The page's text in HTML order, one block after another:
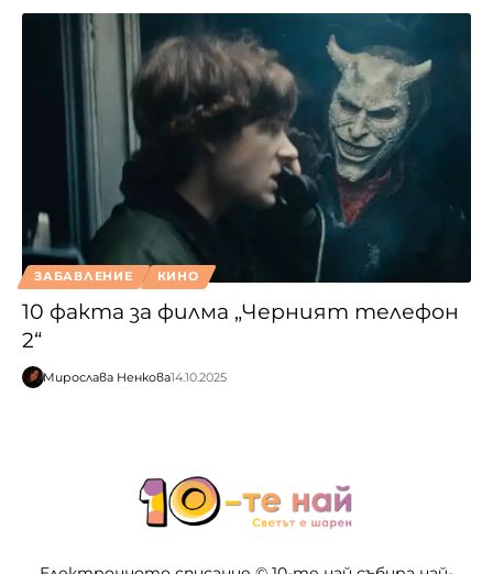
ЗАБАВЛЕНИЕ КИНО
10 факта за филма „Черният телефон
2“
Мирослава Ненкова14.10.2025